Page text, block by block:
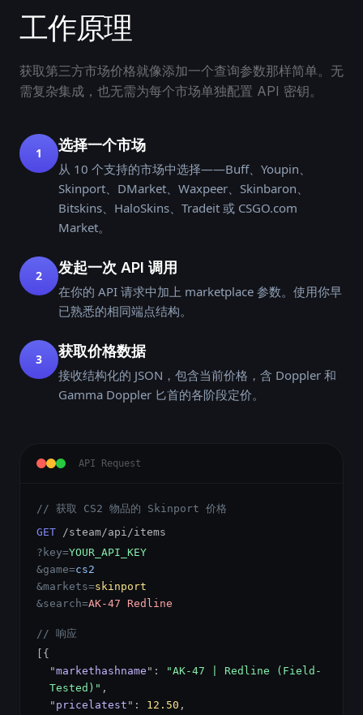
工作原理
获取第三方市场价格就像添加一个查询参数那样简单。无
需复杂集成，也无需为每个市场单独配置 API 密钥。
1 选择一个市场
从 10 个支持的市场中选择——Buff、Youpin、
Skinport、DMarket、Waxpeer、Skinbaron、
Bitskins、HaloSkins、Tradeit 或 CSGO.com
Market。
2 发起一次 API 调用
在你的 API 请求中加上 marketplace 参数。使用你早
已熟悉的相同端点结构。
3 获取价格数据
接收结构化的 JSON，包含当前价格，含 Doppler 和
Gamma Doppler 匕首的各阶段定价。
API Request
// 获取 CS2 物品的 Skinport 价格
GET /steam/api/items
?key=YOUR_API_KEY
&game=cs2
&markets=skinport
&search=AK-47 Redline
// 响应
[{
"markethashname ":
"AK-47 | Redline (Field-
Tested)" ,
" pricelatest ": 12.50 ,